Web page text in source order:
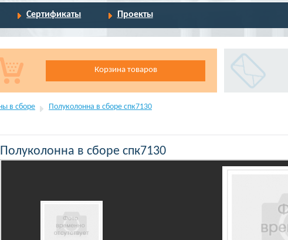
Сертификаты Проекты
Корзина товаров
в сборе Полуколонна в сборе спк7130
Полуколонна в сборе спк7130